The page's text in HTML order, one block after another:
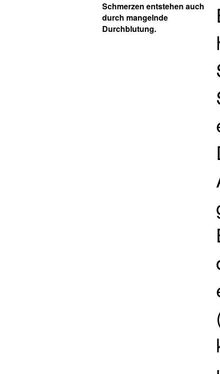
Schmerzen entstehen auch
durch mangelnde
Durchblutung.